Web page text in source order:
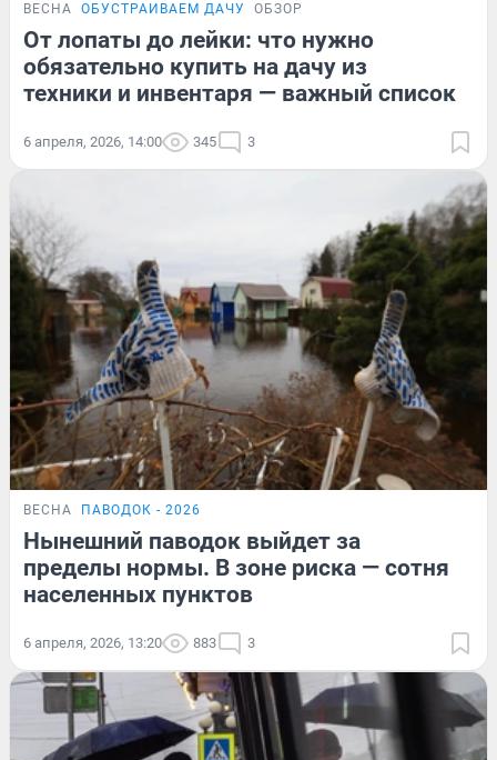
ВЕСНА ОБУСТРАИВАЕМ ДАЧУ ОБЗОР
От лопаты до лейки: что нужно
обязательно купить на дачу из
техники и инвентаря — важный список
6 апреля, 2026, 14:00 345 3
ВЕСНА ПАВОДОК - 2026
Нынешний паводок выйдет за
пределы нормы. В зоне риска — сотня
населенных пунктов
6 апреля, 2026, 13:20 883 3